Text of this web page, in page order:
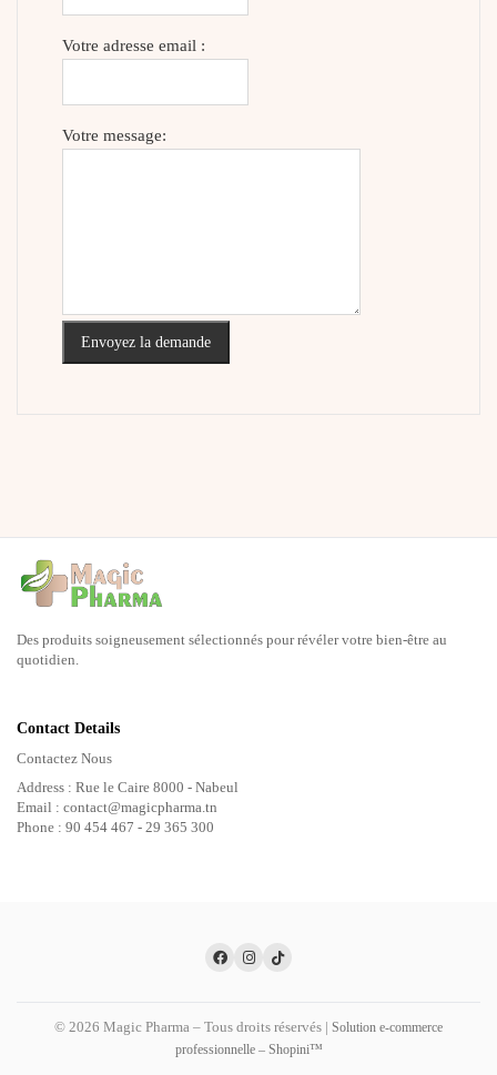
Votre adresse email :
Votre message:
Envoyez la demande
Des produits soigneusement sélectionnés pour révéler votre bien-être au
quotidien.
Contact Details
Contactez Nous
Address : Rue le Caire 8000 - Nabeul
Email : contact@magicpharma.tn
Phone : 90 454 467 - 29 365 300
© 2026 Magic Pharma – Tous droits réservés | Solution e-commerce
professionnelle – Shopini™